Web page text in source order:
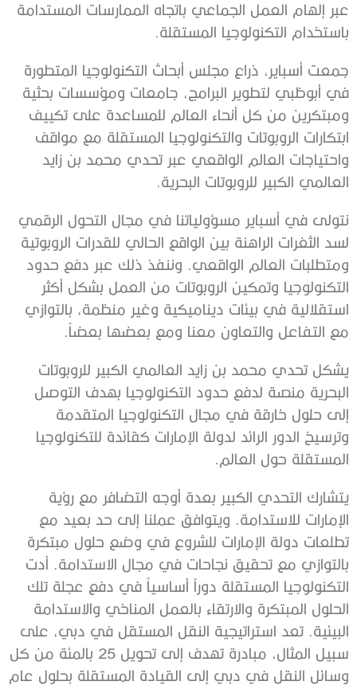
عبر إلهام العمل الجماعي باتجاه الممارسات المستدامة
باستخدام التكنولوجيا المستقلة.
جمعت أسباير، ذراع مجلس أبحاث التكنولوجيا المتطورة
في أبوظبي لتطوير البرامج، جامعات ومؤسسات بحثية
ومبتكرين من كل أنحاء العالم للمساعدة على تكييف
ابتكارات الروبوتات والتكنولوجيا المستقلة مع مواقف
واحتياجات العالم الواقعي عبر تحدي محمد بن زايد
العالمي الكبير للروبوتات البحرية.
نتولى في أسباير مسؤولياتنا في مجال التحول الرقمي
لسد الثغرات الراهنة بين الواقع الحالي للقدرات الروبوتية
ومتطلبات العالم الواقعي. وننفذ ذلك عبر دفع حدود
التكنولوجيا وتمكين الروبوتات من العمل بشكل أكثر
استقلالية في بيئات ديناميكية وغير منظمة، بالتوازي
مع التفاعل والتعاون معنا ومع بعضها بعضاً.
يشكل تحدي محمد بن زايد العالمي الكبير للروبوتات
البحرية منصة لدفع حدود التكنولوجيا بهدف التوصل
إلى حلول خارقة في مجال التكنولوجيا المتقدمة
وترسيخ الدور الرائد لدولة الإمارات كقائدة للتكنولوجيا
المستقلة حول العالم.
يتشارك التحدي الكبير بعدة أوجه التضافر مع رؤية
الإمارات للاستدامة. ويتوافق عملنا إلى حد بعيد مع
تطلعات دولة الإمارات للشروع في وضع حلول مبتكرة
بالتوازي مع تحقيق نجاحات في مجال الاستدامة. أدت
التكنولوجيا المستقلة دوراً أساسياً في دفع عجلة تلك
الحلول المبتكرة والارتقاء بالعمل المناخي والاستدامة
البيئية. تعد استراتيجية النقل المستقل في دبي، على
سبيل المثال، مبادرة تهدف إلى تحويل 25 بالمئة من كل
وسائل النقل في دبي إلى القيادة المستقلة بحلول عام